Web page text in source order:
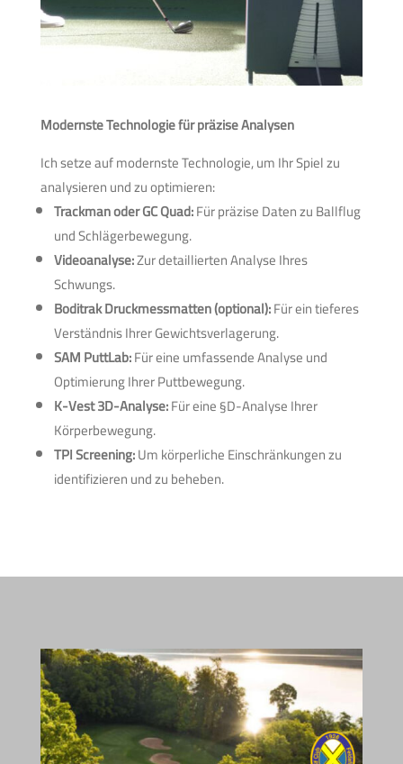
Modernste Technologie für präzise Analysen
Ich setze auf modernste Technologie, um Ihr Spiel zu
analysieren und zu optimieren:
Trackman oder GC Quad:Für präzise Daten zu Ballflug
und Schlägerbewegung.
Videoanalyse:Zur detaillierten Analyse Ihres
Schwungs.
Boditrak Druckmessmatten (optional):Für ein tieferes
Verständnis Ihrer Gewichtsverlagerung.
SAM PuttLab:Für eine umfassende Analyse und
Optimierung Ihrer Puttbewegung.
K-Vest 3D-Analyse:Für eine §D-Analyse Ihrer
Körperbewegung.
TPI Screening:Um körperliche Einschränkungen zu
identifizieren und zu beheben.